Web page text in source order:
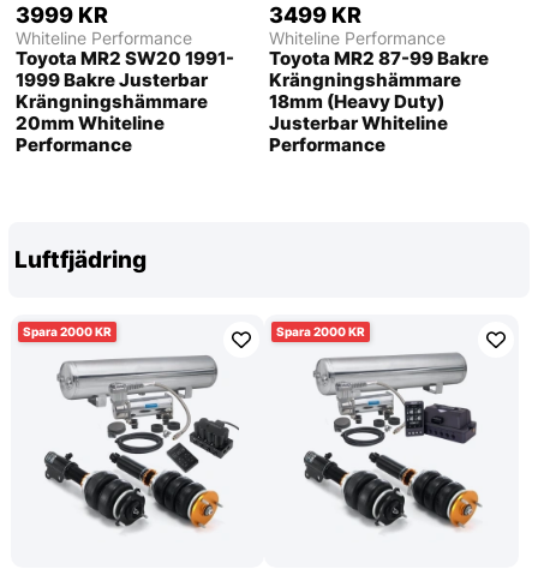
3999 KR
Whiteline Performance
Toyota MR2 SW20 1991-
1999 Bakre Justerbar
Krängningshämmare
20mm Whiteline
Performance
3499 KR
Whiteline Performance
Toyota MR2 87-99 Bakre
Krängningshämmare
18mm (Heavy Duty)
Justerbar Whiteline
Performance
Luftfjädring
2000 2000